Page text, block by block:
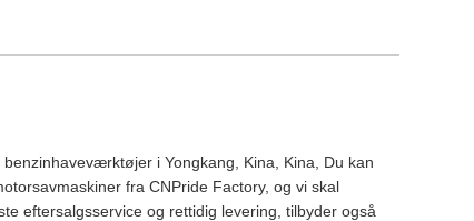
i Yongkang, Kina, Kina, Du kan
fra CNPride Factory, og vi skal
eftersalgsservice og rettidig levering, tilbyder også